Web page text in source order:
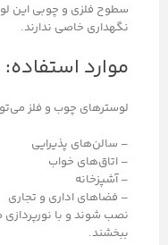
سطوح فلزی و چوبی این
نگهداری خاصی ندارند.
موارد استفاده:
لوسترهای چوب و فلز
– سالن‌های پذیرایی
– اتاق‌های خواب
– آشپزخانه
– فضاهای اداری و تجاری
نصب شوند و با
ببخشند.